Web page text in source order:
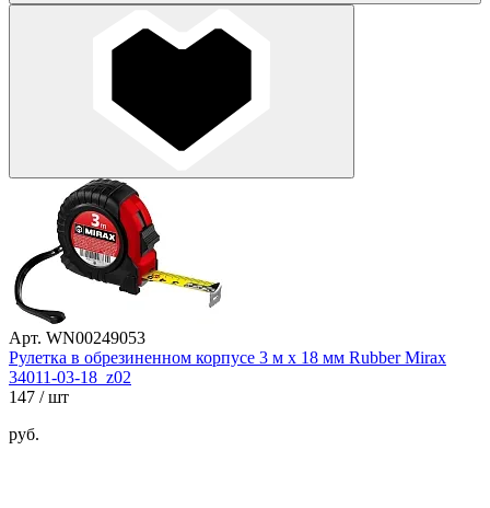
Арт. WN00249053
Рулетка в обрезиненном корпусе 3 м х 18 мм Rubber Mirax
34011-03-18_z02
147 / шт
руб.